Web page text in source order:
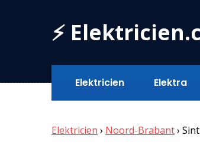
⚡
Elektricien Elektra
Elektricien › Noord-Brabant›